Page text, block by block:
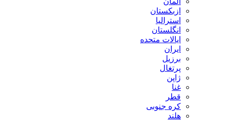
ازبکستان
استرالیا
انگلستان
ایالات متحده
ایران
برزیل
پرتغال
ژاپن
غنا
قطر
کره جنوبی
هلند